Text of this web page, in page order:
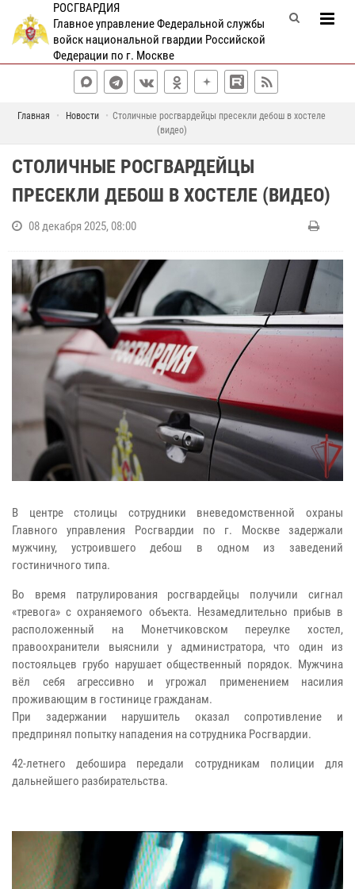
РОСГВАРДИЯ
Главное управление Федеральной службы
войск национальной гвардии Российской
Федерации по г. Москве
Главная Новости
Столичные росгвардейцы пресекли дебош в хостеле
(видео)
СТОЛИЧНЫЕ РОСГВАРДЕЙЦЫ
ПРЕСЕКЛИ ДЕБОШ В ХОСТЕЛЕ (ВИДЕО)
08 декабря 2025, 08:00
В центре столицы сотрудники вневедомственной охраны
Главного управления Росгвардии по г. Москве задержали
мужчину, устроившего дебош в одном из заведений
гостиничного типа.
Во время патрулирования росгвардейцы получили сигнал
«тревога» с охраняемого объекта. Незамедлительно прибыв в
расположенный на Монетчиковском переулке хостел,
правоохранители выяснили у администратора, что один из
постояльцев грубо нарушает общественный порядок. Мужчина
вёл себя агрессивно и угрожал применением насилия
проживающим в гостинице гражданам.
При задержании нарушитель оказал сопротивление и
предпринял попытку нападения на сотрудника Росгвардии.
42-летнего дебошира передали сотрудникам полиции для
дальнейшего разбирательства.